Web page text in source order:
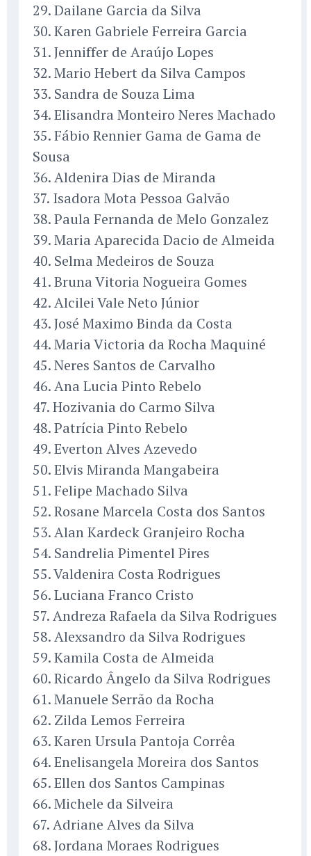
29. Dailane Garcia da Silva
30. Karen Gabriele Ferreira Garcia
31. Jenniffer de Araújo Lopes
32. Mario Hebert da Silva Campos
33. Sandra de Souza Lima
34. Elisandra Monteiro Neres Machado
35. Fábio Rennier Gama de Gama de
Sousa
36. Aldenira Dias de Miranda
37. Isadora Mota Pessoa Galvão
38. Paula Fernanda de Melo Gonzalez
39. Maria Aparecida Dacio de Almeida
40. Selma Medeiros de Souza
41. Bruna Vitoria Nogueira Gomes
42. Alcilei Vale Neto Júnior
43. José Maximo Binda da Costa
44. Maria Victoria da Rocha Maquiné
45. Neres Santos de Carvalho
46. Ana Lucia Pinto Rebelo
47. Hozivania do Carmo Silva
48. Patrícia Pinto Rebelo
49. Everton Alves Azevedo
50. Elvis Miranda Mangabeira
51. Felipe Machado Silva
52. Rosane Marcela Costa dos Santos
53. Alan Kardeck Granjeiro Rocha
54. Sandrelia Pimentel Pires
55. Valdenira Costa Rodrigues
56. Luciana Franco Cristo
57. Andreza Rafaela da Silva Rodrigues
58. Alexsandro da Silva Rodrigues
59. Kamila Costa de Almeida
60. Ricardo Ângelo da Silva Rodrigues
61. Manuele Serrão da Rocha
62. Zilda Lemos Ferreira
63. Karen Ursula Pantoja Corrêa
64. Enelisangela Moreira dos Santos
65. Ellen dos Santos Campinas
66. Michele da Silveira
67. Adriane Alves da Silva
68. Jordana Moraes Rodrigues